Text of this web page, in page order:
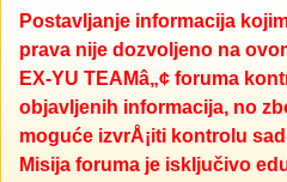
Postavljanje informacija
prava nije dozvoljeno na
EX-YU TEAMâ„¢ foruma
objavljenih informacija, no
moguće izvrÅ¡iti kontrolu
Misija foruma je isključivo